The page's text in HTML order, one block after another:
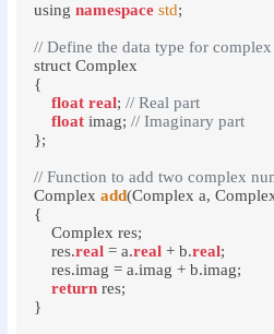
using namespace std;
// Define the data type for
struct Complex
{
float real; // Real part
float imag; // Imaginary part
};
// Function to add two complex
Complex add(Complex a,
{
    Complex res;
    res.
real = a.real + b.real;
    res.imag = a.imag + b.imag;
return res;
}